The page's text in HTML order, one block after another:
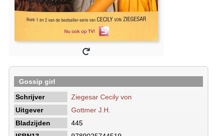
Gossip girl
Schrijver
Ziegesar Cecily von
Uitgever
Gottmer J.H.
Bladzijden
445